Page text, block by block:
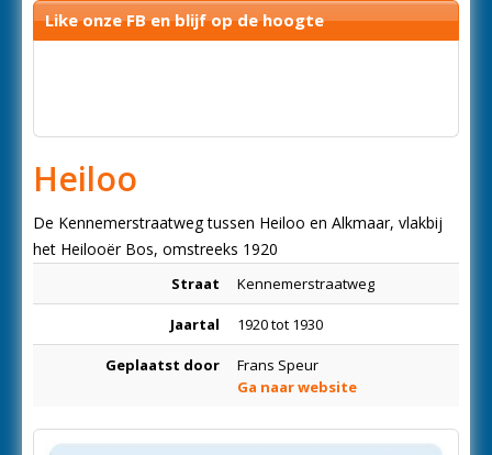
Like onze FB en blijf op de hoogte
Heiloo
De Kennemerstraatweg tussen Heiloo en Alkmaar, vlakbij
het Heilooër Bos, omstreeks 1920
Straat Kennemerstraatweg
Jaartal 1920 tot 1930
Geplaatst door
Frans Speur
Ga naar website